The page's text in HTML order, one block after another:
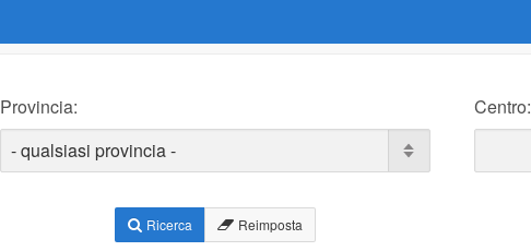
Provincia: Centro:
Ricerca Reimposta